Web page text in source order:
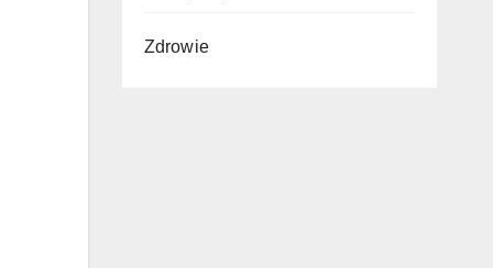
Zdrowie